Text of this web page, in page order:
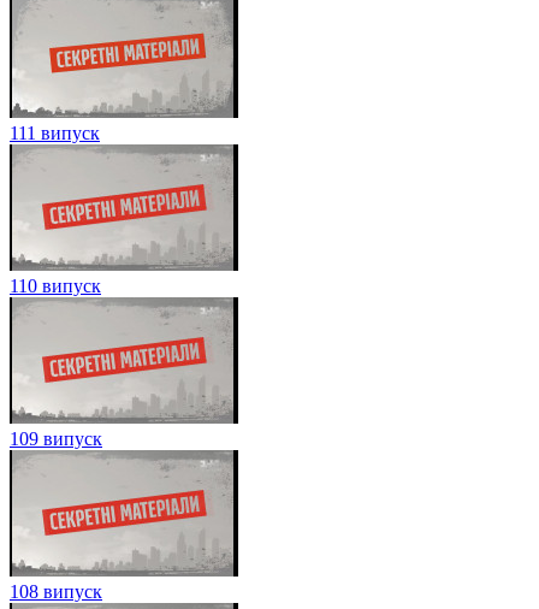
111 випуск
110 випуск
109 випуск
108 випуск